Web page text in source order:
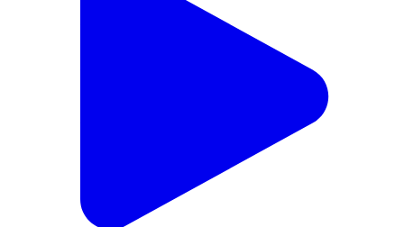
ବରୀ ରାମଚନ୍ଦ୍ରପୁର: ଜିଲ୍ଲା ମହିଳା ଓ ଶିଶୁ ବିକାଶ ବିଭାଗ